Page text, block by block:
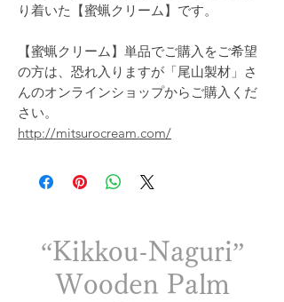
り着いた【蜜蝋クリーム】です。
【蜜蝋クリーム】単品でご購入をご希望
の方は、恐れ入りますが「尾山製材」さ
んのオンラインショップからご購入くだ
さい。
http://mitsurocream.com/
“Kikkou-Naguri”
Wooden Palm